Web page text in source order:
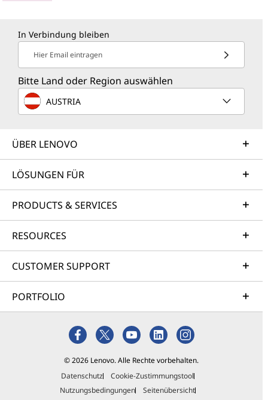
In Verbindung bleiben
Hier Email eintragen
Bitte Land oder Region auswählen
AUSTRIA
ÜBER LENOVO
LÖSUNGEN FÜR
PRODUCTS & SERVICES
RESOURCES
CUSTOMER SUPPORT
PORTFOLIO
© 2026 Lenovo. Alle Rechte vorbehalten.
Datenschutz
Cookie-Zustimmungstool
Nutzungsbedingungen
Seitenübersicht